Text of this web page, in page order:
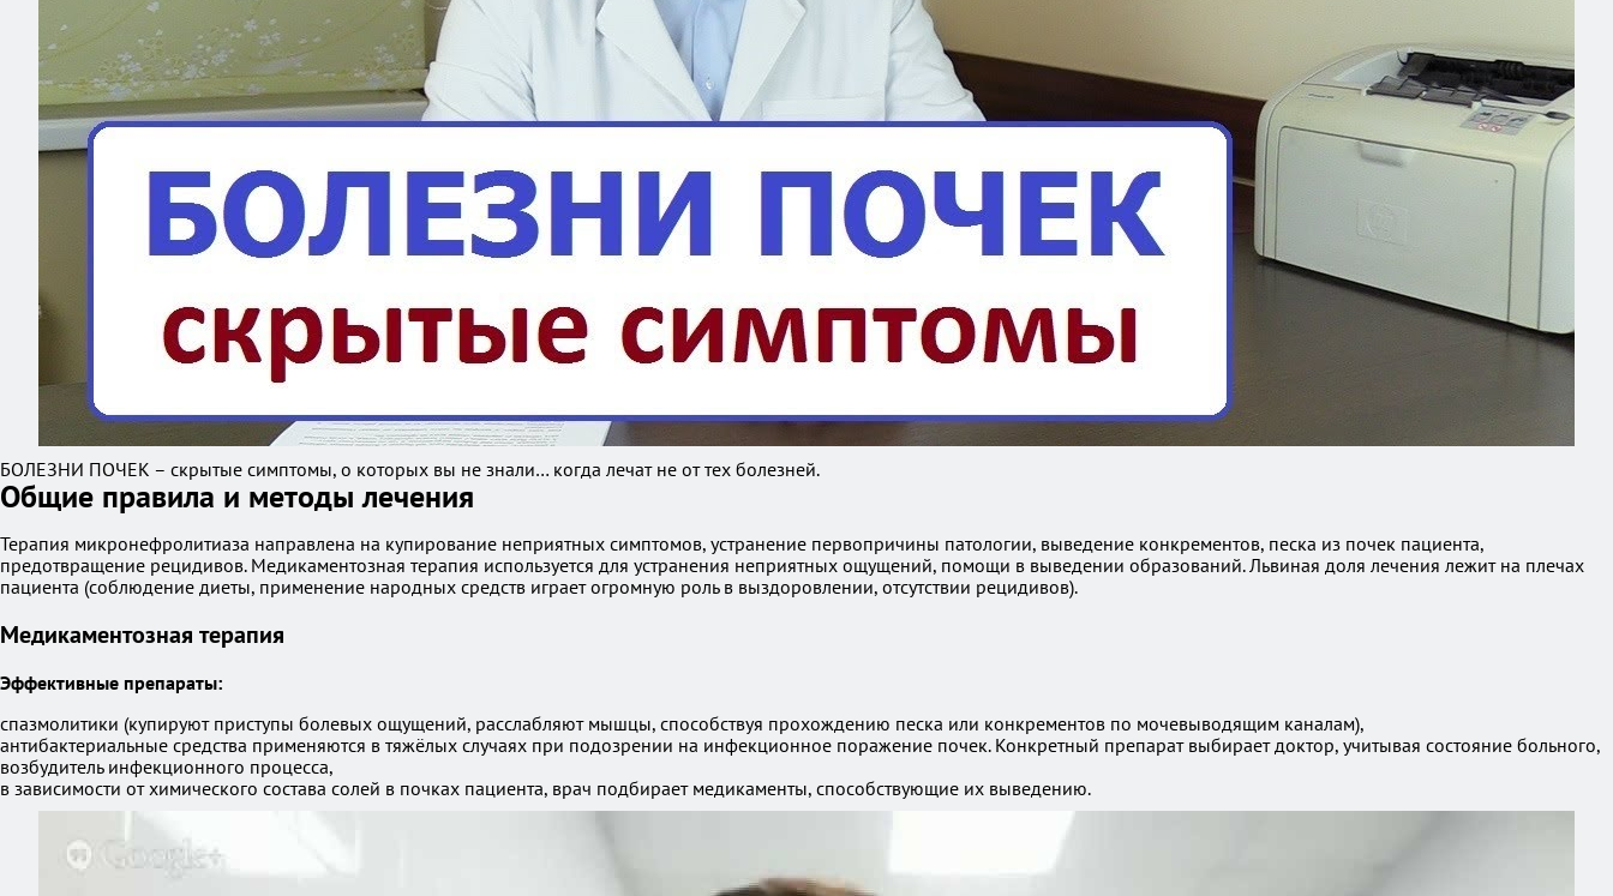
БОЛЕЗНИ ПОЧЕК – скрытые симптомы, о которых вы не знали… когда лечат не от тех болезней.
Общие правила и методы лечения
Терапия микронефролитиаза направлена на купирование неприятных симптомов, устранение первопричины патологии, выведение конкрементов, песка из почек пациента,
предотвращение рецидивов. Медикаментозная терапия используется для устранения неприятных ощущений, помощи в выведении образований. Львиная доля лечения лежит на плечах
пациента (соблюдение диеты, применение народных средств играет огромную роль в выздоровлении, отсутствии рецидивов).
Медикаментозная терапия
Эффективные препараты:
спазмолитики (купируют приступы болевых ощущений, расслабляют мышцы, способствуя прохождению песка или конкрементов по мочевыводящим каналам),
антибактериальные средства применяются в тяжёлых случаях при подозрении на инфекционное поражение почек. Конкретный препарат выбирает доктор, учитывая состояние больного,
возбудитель инфекционного процесса,
в зависимости от химического состава солей в почках пациента, врач подбирает медикаменты, способствующие их выведению.